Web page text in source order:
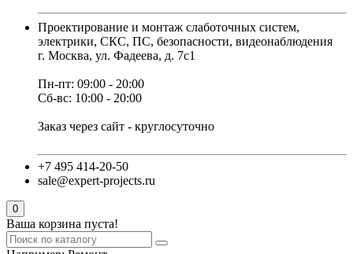
Проектирование и монтаж слаботочных систем,
электрики, СКС, ПС, безопасности, видеонаблюдения
г. Москва, ул. Фадеева, д. 7с1
Пн-пт: 09:00 - 20:00
Сб-вс: 10:00 - 20:00
Заказ через сайт - круглосуточно
+7 495 414-20-50
sale@expert-projects.ru
0
Ваша корзина пуста!